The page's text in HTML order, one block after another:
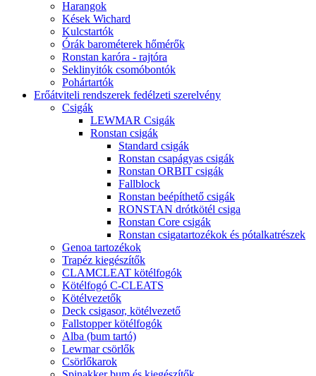
Harangok
Kések Wichard
Kulcstartók
Órák barométerek hőmérők
Ronstan karóra - rajtóra
Seklinyitók csomóbontók
Pohártartók
Erőátviteli rendszerek fedélzeti szerelvény
Csigák
LEWMAR Csigák
Ronstan csigák
Standard csigák
Ronstan csapágyas csigák
Ronstan ORBIT csigák
Fallblock
Ronstan beépíthető csigák
RONSTAN drótkötél csiga
Ronstan Core csigák
Ronstan csigatartozékok és pótalkatrészek
Genoa tartozékok
Trapéz kiegészítők
CLAMCLEAT kötélfogók
Kötélfogó C-CLEATS
Kötélvezetők
Deck csigasor, kötélvezető
Fallstopper kötélfogók
Alba (bum tartó)
Lewmar csörlők
Csörlőkarok